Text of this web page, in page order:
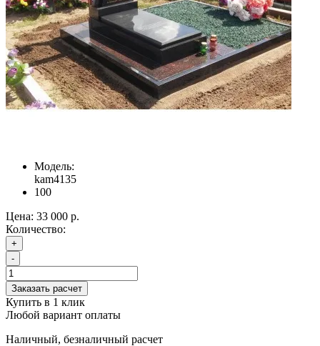
Модель:
kam4135
100
Цена: 33 000 р.
Количество:
+
-
Заказать расчет
Купить в 1 клик
Любой вариант оплаты
Наличный, безналичный расчет